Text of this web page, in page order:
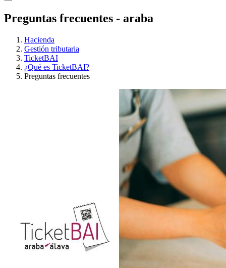
Preguntas frecuentes - araba
Hacienda
Gestión tributaria
TicketBAI
¿Qué es TicketBAI?
Preguntas frecuentes